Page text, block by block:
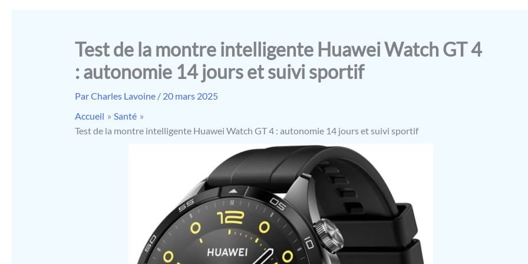
Test de la montre intelligente Huawei Watch GT 4
: autonomie 14 jours et suivi sportif
ParCharles Lavoine / 20 mars 2025
Accueil
Santé
Test de la montre intelligente Huawei Watch GT 4 : autonomie 14 jours et suivi sportif